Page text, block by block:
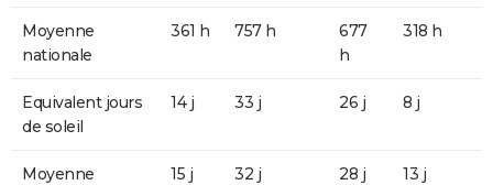
Moyenne
nationale
361 h 757 h
677
h
318 h
Equivalent jours
de soleil
14 j 33 j 26 j 8 j
Moyenne
15 j 32 j 28 j 13 j